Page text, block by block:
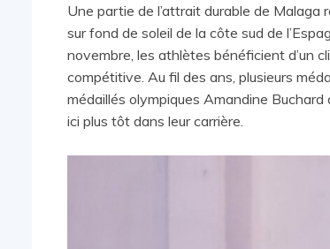
Une partie de l’attrait durable de
sur fond de soleil de la côte sud de
novembre, les athlètes bénéficient d’un
compétitive. Au fil des ans, plusieurs
médaillés olympiques Amandine
ici plus tôt dans leur carrière.